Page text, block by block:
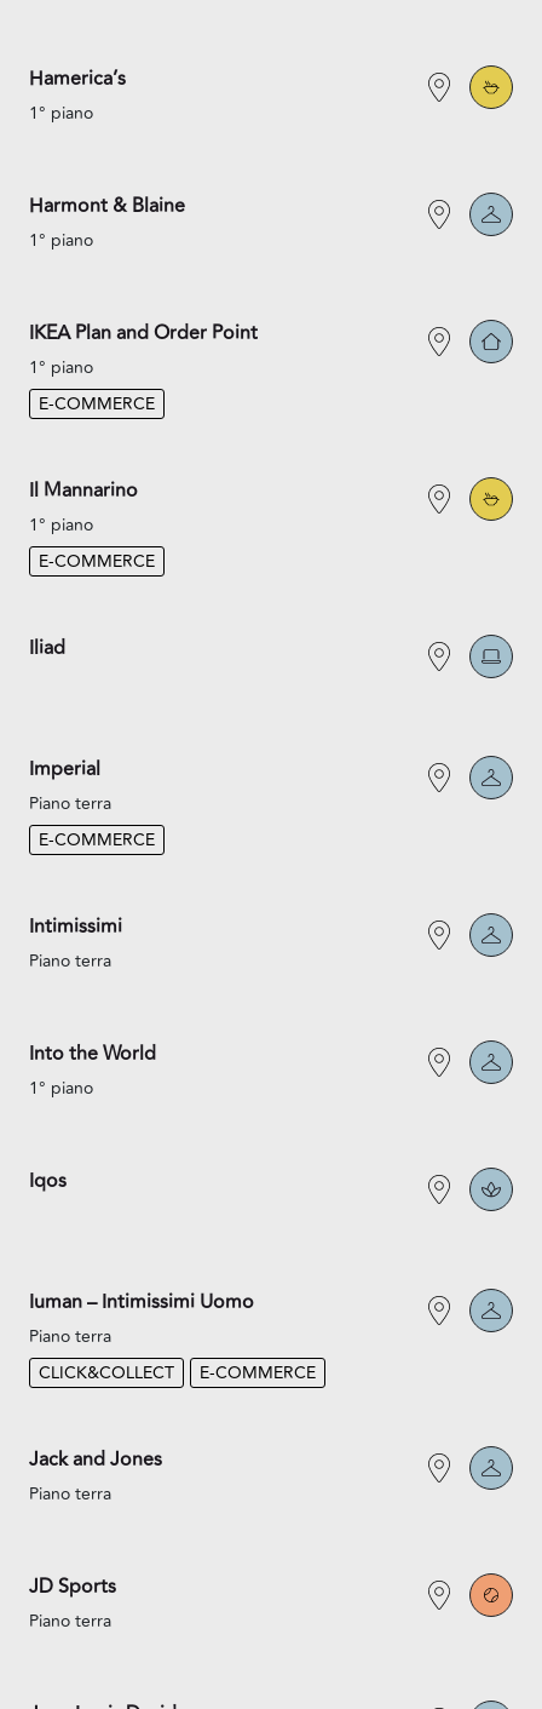
Hamerica’s
1° piano
Harmont & Blaine
1° piano
IKEA Plan and Order Point
1° piano
E-COMMERCE
Il Mannarino
1° piano
E-COMMERCE
Iliad
Imperial
Piano terra
E-COMMERCE
Intimissimi
Piano terra
Into the World
1° piano
Iqos
Iuman – Intimissimi Uomo
Piano terra
CLICK&COLLECT
E-COMMERCE
Jack and Jones
Piano terra
JD Sports
Piano terra